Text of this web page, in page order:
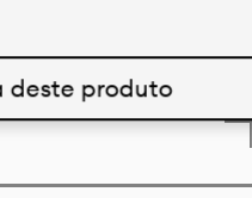
deste produto